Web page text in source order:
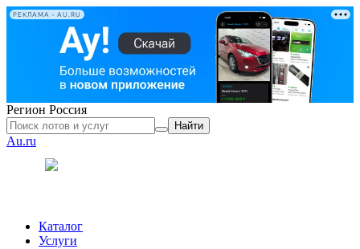
РЕКЛАМА • AU.RU
Регион Россия
Найти
Au.ru
Каталог
Услуги